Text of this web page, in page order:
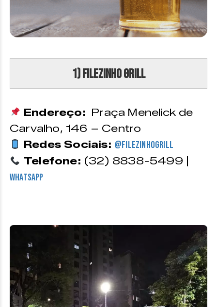
1) Filezinho Grill
Endereço: Praça Menelick de
Carvalho, 146 – Centro
Redes Sociais: @filezinhogrill
Telefone: (32) 8838-5499 |
WhatsApp